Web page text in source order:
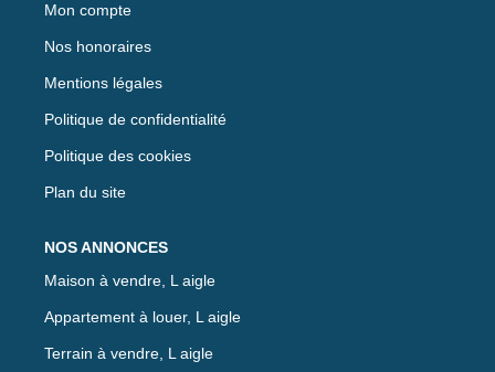
Mon compte
Nos honoraires
Mentions légales
Politique de confidentialité
Politique des cookies
Plan du site
NOS ANNONCES
Maison à vendre, L aigle
Appartement à louer, L aigle
Terrain à vendre, L aigle